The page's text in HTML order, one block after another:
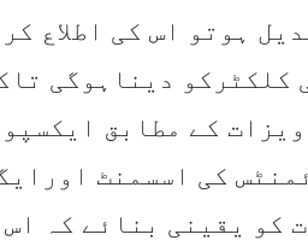
ہوتو اس کی اطلاع
کلکٹرکو دیناہوگی
کے مطابق
کی اسسمنٹ
کو یقینی بنائے کہ اس